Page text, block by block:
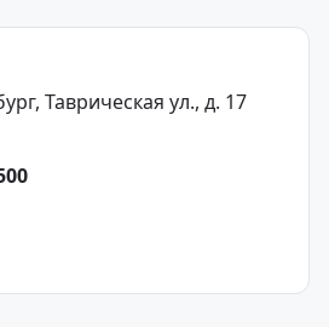
Таврическая ул., д. 17